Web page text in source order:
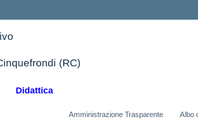
(RC)
Didattica
Amministrazione Trasparente Albo